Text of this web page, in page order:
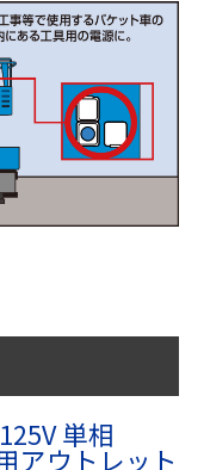
単相
アウトレット